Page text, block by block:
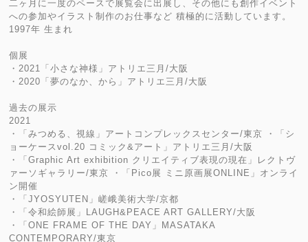
二ヶ月に一度のペースで展覧会に出展し、その他にも創作イベント
への参加やイラスト制作のお仕事など 積極的に活動しています。
1997年 生まれ
個展
・2021「小さな神様」アトリエ三月/大阪
・2020「夢のなか、から」アトリエ三月/大阪
過去の展示
2021
・「みつめる、視線」アートコンプレックスセンター/東京 ・「シ
ョーケースvol.20 コミック&アート」アトリエ三月/大阪
・「Graphic Art exhibition クリエイティブ表現の現在」レクトヴ
ァーソギャラリー/東京 ・「Pico展 ミニ原画展ONLINE」オンライ
ン開催
・「JYOSYUTEN」嵯峨美術大学/京都
・「令和絵師展」LAUGH&PEACE ART GALLERY/大阪
・「ONE FRAME OF THE DAY」MASATAKA
CONTEMPORARY/東京